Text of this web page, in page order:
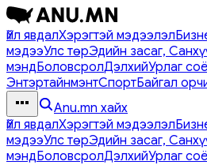
Үйл явдалХэрэгтэй мэдээлэл
мэдээУлс төрЭдийн засаг,
мэндБоловсролДэлхийУрлаг
ЭнтэртайнмэнтСпортБайгал
Anu.mn хайх
Үйл явдалХэрэгтэй мэдээлэл
мэдээУлс төрЭдийн засаг,
мэндБоловсролДэлхийУрлаг